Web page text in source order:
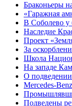
Браконьеры
«Гаражная
В Соболево у
Наследие
Проект
За
Школа
На западе
О подведении
Mercedes-
Подведены